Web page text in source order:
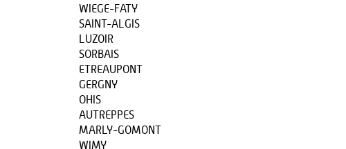
WIEGE-FATY
SAINT-ALGIS
LUZOIR
SORBAIS
ETREAUPONT
GERGNY
OHIS
AUTREPPES
MARLY-GOMONT
WIMY